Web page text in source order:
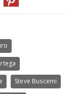
Steve Buscemi